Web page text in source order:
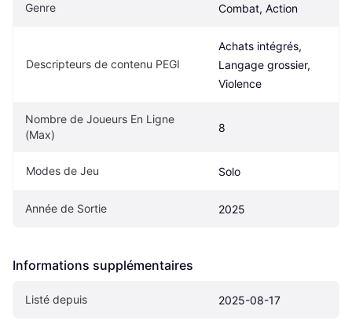
Genre Combat, Action
Descripteurs de contenu PEGI
Achats intégrés,
Langage grossier,
Violence
Nombre de Joueurs En Ligne
(Max)
8
Modes de Jeu Solo
Année de Sortie 2025
Informations supplémentaires
Listé depuis 2025-08-17